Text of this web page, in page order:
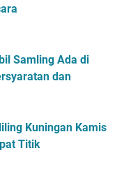
Samling Ada di
dan
Kuningan Kamis
Titik